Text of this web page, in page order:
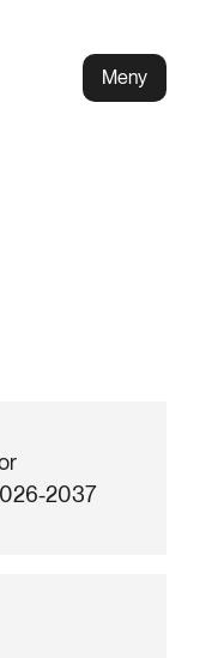
Meny
2037